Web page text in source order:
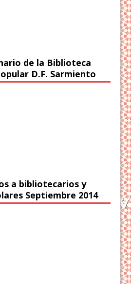
de la Biblioteca
D.F. Sarmiento
a bibliotecarios y
Septiembre 2014